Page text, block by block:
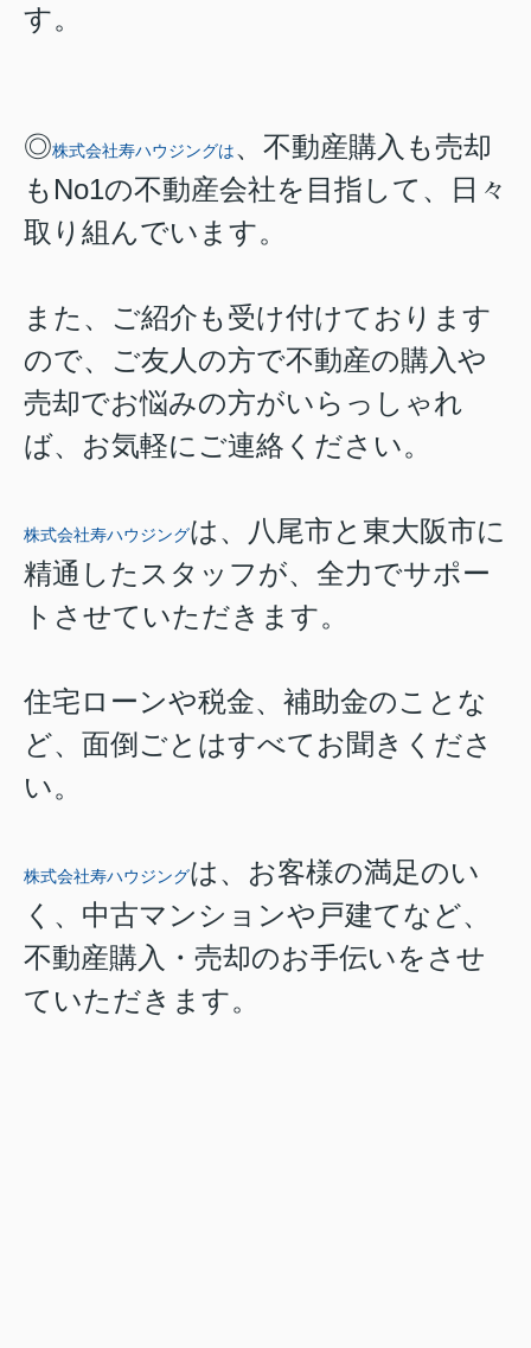
す。
◎株式会社寿ハウジングは、不動産購入も売却
もNo1の不動産会社を目指して、日々
取り組んでいます。
また、ご紹介も受け付けております
ので、ご友人の方で不動産の購入や
売却でお悩みの方がいらっしゃれ
ば、お気軽にご連絡ください。
株式会社寿ハウジングは、八尾市と東大阪市に
精通したスタッフが、全力でサポー
トさせていただきます。
住宅ローンや税金、補助金のことな
ど、面倒ごとはすべてお聞きくださ
い。
株式会社寿ハウジングは、お客様の満足のい
く、中古マンションや戸建てなど、
不動産購入・売却のお手伝いをさせ
ていただきます。